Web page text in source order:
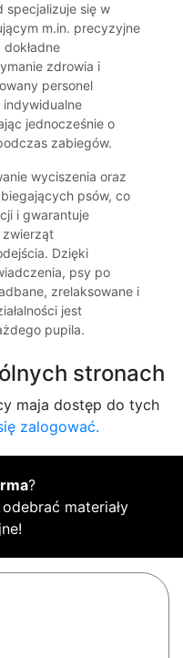
specjalizuje się w
m.in. precyzyjne
zdrowia i
personel
jednocześnie o
zabiegów.
wyciszenia oraz
psów, co
i gwarantuje
zwierząt
Dzięki
psy po
zrelaksowane i
jest
pupila.
stronach
maja dostęp do tych
zalogować.
?
materiały